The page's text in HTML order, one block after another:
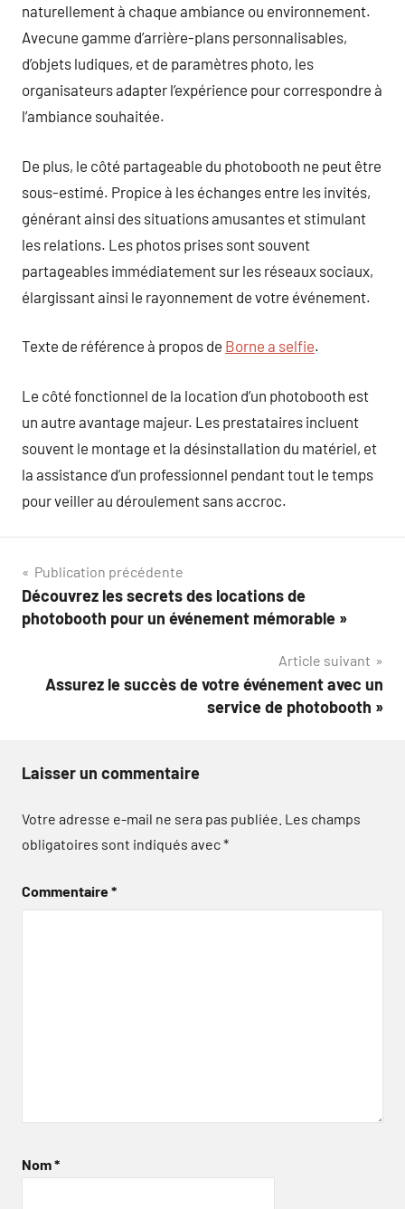
naturellement à chaque ambiance ou environnement.
Avecune gamme d’arrière-plans personnalisables,
d’objets ludiques, et de paramètres photo, les
organisateurs adapter l’expérience pour correspondre à
l’ambiance souhaitée.
De plus, le côté partageable du photobooth ne peut être
sous-estimé. Propice à les échanges entre les invités,
générant ainsi des situations amusantes et stimulant
les relations. Les photos prises sont souvent
partageables immédiatement sur les réseaux sociaux,
élargissant ainsi le rayonnement de votre événement.
Texte de référence à propos de Borne a selfie.
Le côté fonctionnel de la location d’un photobooth est
un autre avantage majeur. Les prestataires incluent
souvent le montage et la désinstallation du matériel, et
la assistance d’un professionnel pendant tout le temps
pour veiller au déroulement sans accroc.
Navigation
de
Publication précédente
Découvrez les secrets des locations de
photobooth pour un événement mémorable »
Article suivant
Assurez le succès de votre événement avec un
service de photobooth »
Laisser un commentaire
Votre adresse e-mail ne sera pas publiée. Les champs
obligatoires sont indiqués avec*
Commentaire*
Nom*